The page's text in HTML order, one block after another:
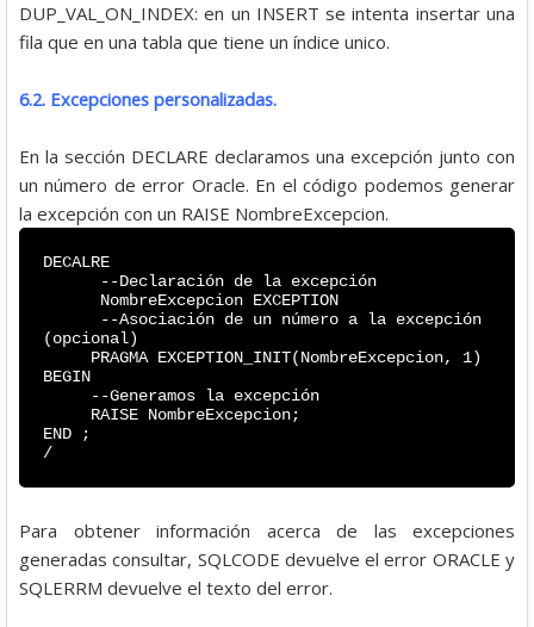
DUP_VAL_ON_INDEX: en un INSERT se intenta insertar una
fila que en una tabla que tiene un índice unico.
6.2. Excepciones personalizadas.
En la sección DECLARE declaramos una excepción junto con
un número de error Oracle. En el código podemos generar
la excepción con un RAISE NombreExcepcion.
DECALRE
--Declaración de la excepción
NombreExcepcion EXCEPTION
--Asociación de un número a la excepción
(opcional)
PRAGMA EXCEPTION_INIT(NombreExcepcion, 1)
BEGIN
--Generamos la excepción
RAISE NombreExcepcion;
END ;
/
Para obtener información acerca de las excepciones
generadas consultar, SQLCODE devuelve el error ORACLE y
SQLERRM devuelve el texto del error.